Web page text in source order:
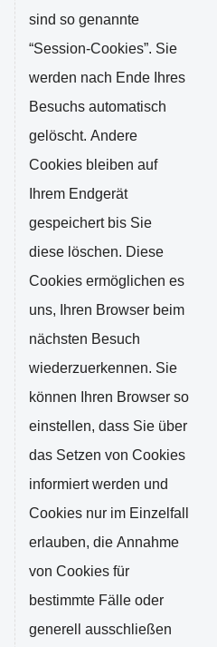
sind so genannte
“Session-Cookies”. Sie
werden nach Ende Ihres
Besuchs automatisch
gelöscht. Andere
Cookies bleiben auf
Ihrem Endgerät
gespeichert bis Sie
diese löschen. Diese
Cookies ermöglichen es
uns, Ihren Browser beim
nächsten Besuch
wiederzuerkennen. Sie
können Ihren Browser so
einstellen, dass Sie über
das Setzen von Cookies
informiert werden und
Cookies nur im Einzelfall
erlauben, die Annahme
von Cookies für
bestimmte Fälle oder
generell ausschließen